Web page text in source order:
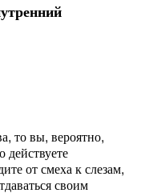
то вы, вероятно,
действуете
от смеха к слезам,
своим